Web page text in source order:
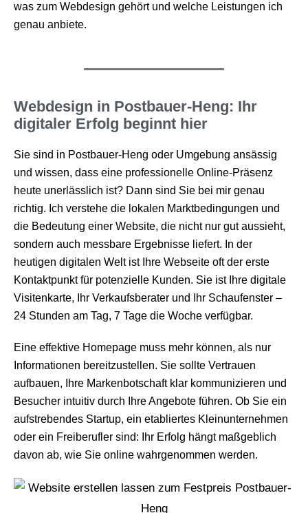
was zum Webdesign gehört und welche Leistungen ich
genau anbiete.
Webdesign in Postbauer-Heng: Ihr
digitaler Erfolg beginnt hier
Sie sind in Postbauer-Heng oder Umgebung ansässig
und wissen, dass eine professionelle Online-Präsenz
heute unerlässlich ist? Dann sind Sie bei mir genau
richtig. Ich verstehe die lokalen Marktbedingungen und
die Bedeutung einer Website, die nicht nur gut aussieht,
sondern auch messbare Ergebnisse liefert. In der
heutigen digitalen Welt ist Ihre Webseite oft der erste
Kontaktpunkt für potenzielle Kunden. Sie ist Ihre digitale
Visitenkarte, Ihr Verkaufsberater und Ihr Schaufenster –
24 Stunden am Tag, 7 Tage die Woche verfügbar.
Eine effektive Homepage muss mehr können, als nur
Informationen bereitzustellen. Sie sollte Vertrauen
aufbauen, Ihre Markenbotschaft klar kommunizieren und
Besucher intuitiv durch Ihre Angebote führen. Ob Sie ein
aufstrebendes Startup, ein etabliertes Kleinunternehmen
oder ein Freiberufler sind: Ihr Erfolg hängt maßgeblich
davon ab, wie Sie online wahrgenommen werden.